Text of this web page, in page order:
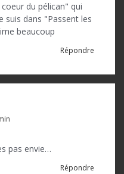
du pélican" qui
suis dans "Passent les
beaucoup
Répondre
pas envie…
Répondre